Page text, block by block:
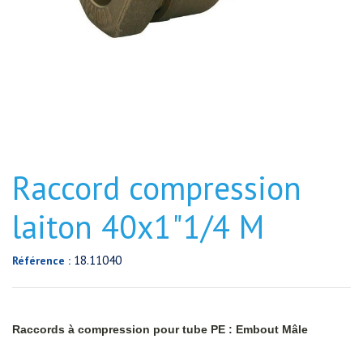
Raccord compression
laiton 40x1"1/4 M
Référence : 18.11040
Raccords à compression pour tube PE : Embout Mâle